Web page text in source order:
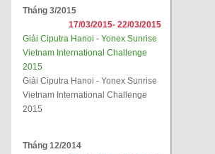
Tháng 3/2015
17/03/2015- 22/03/2015
Giải Ciputra Hanoi - Yonex Sunrise
Vietnam International Challenge
2015
Giải Ciputra Hanoi - Yonex Sunrise
Vietnam International Challenge
2015
Tháng 12/2014